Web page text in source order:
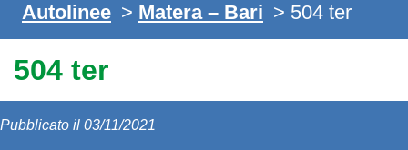
Autolinee > Matera – Bari > 504 ter
504 ter
Pubblicato il 03/11/2021